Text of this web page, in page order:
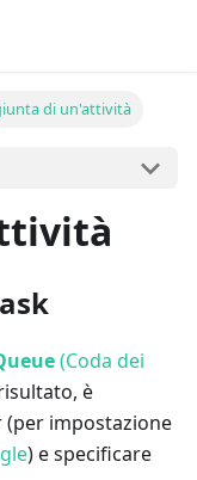
di un'attività
(Coda dei
è
(per impostazione
) e specificare